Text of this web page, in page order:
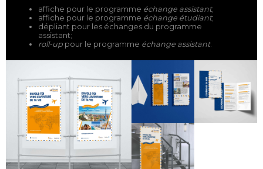
affiche pour le programme échange assistant;
affiche pour le programme échange étudiant;
dépliant pour les échanges du programme
assistant;
roll-up pour le programme échange assistant.